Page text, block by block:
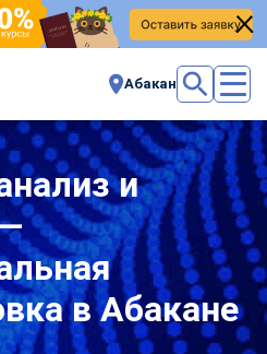
Абакан
и
в Абакане